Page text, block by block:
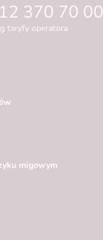
370 70 00
taryfy operatora
migowym